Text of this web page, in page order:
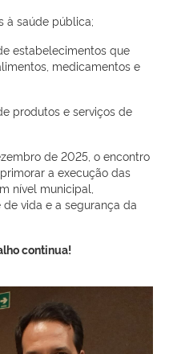
à saúde pública;
estabelecimentos que
medicamentos e
produtos e serviços de
de 2025, o encontro
a execução das
nível municipal,
vida e a segurança da
continua!